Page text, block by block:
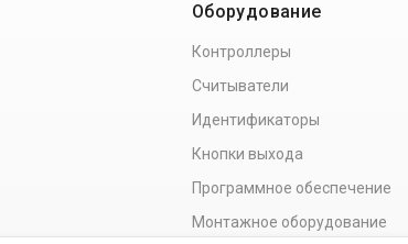
Оборудование
Контроллеры
Считыватели
Идентификаторы
Кнопки выхода
Программное обеспечение
Монтажное оборудование